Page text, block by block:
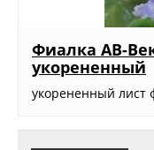
Фиалка АВ-
укорененный
укорененный лист